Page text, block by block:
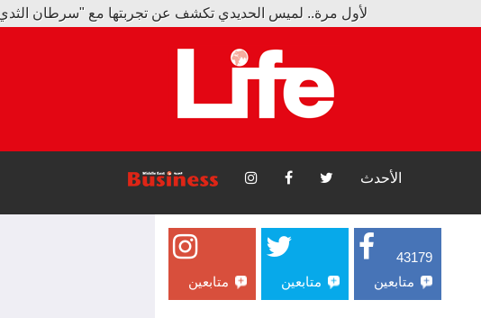
لأول مرة.. لميس الحديدي تكشف عن تجربتها مع "سرطان الثدي"
الأحدث
43179
متابعين
متابعين متابعين